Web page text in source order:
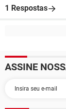
1 Respostas
ASSINE